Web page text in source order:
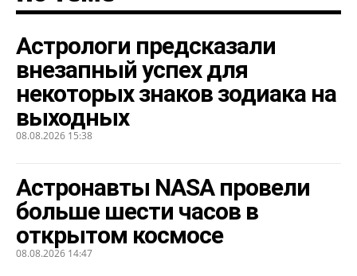
Астрологи предсказали
внезапный успех для
некоторых знаков зодиака на
выходных
08.08.2026 15:38
Астронавты NASA провели
больше шести часов в
открытом космосе
08.08.2026 14:47